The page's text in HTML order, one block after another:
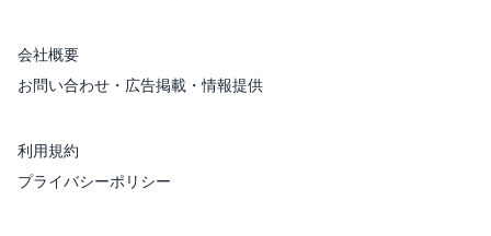
会社概要
お問い合わせ・広告掲載・情報提供
利用規約
プライバシーポリシー